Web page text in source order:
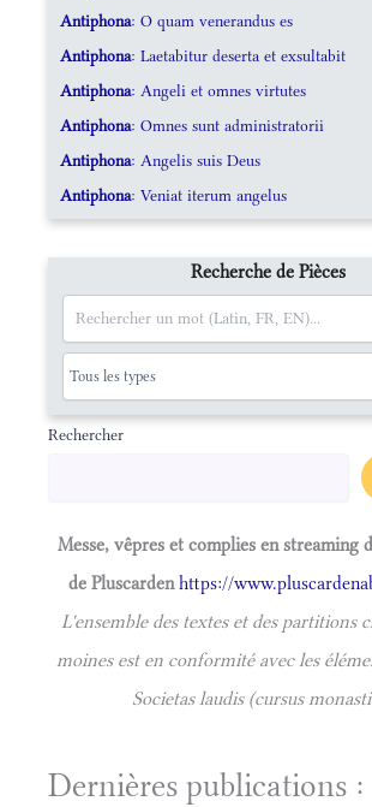
Antiphona: O quam venerandus es
Antiphona: Laetabitur deserta et exsultabit
Antiphona: Angeli et omnes virtutes
Antiphona: Omnes sunt administratorii
Antiphona: Angelis suis Deus
Antiphona: Veniat iterum angelus
Recherche de Pièces
Rechercher
Messe, vêpres et complies en streaming
de Pluscardenhttps://
L'ensemble des textes et des partitions
moines est en conformité avec les
Societas laudis (cursus
Dernières publications :